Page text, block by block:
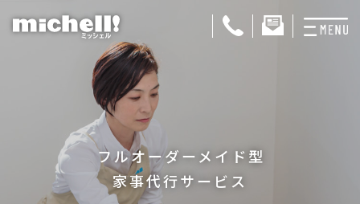
お料理代行
フルオーダーメイド型
家事代行サービス